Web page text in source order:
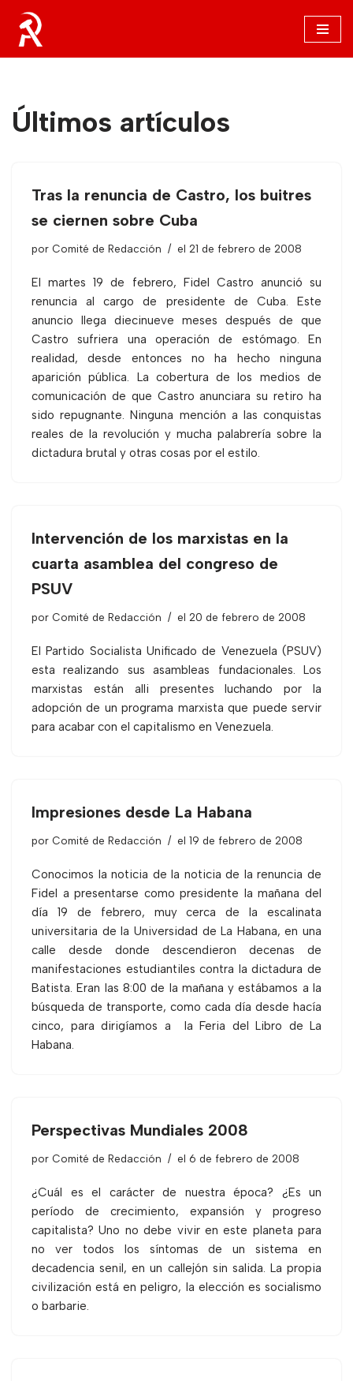
Saltar
al
Últimos artículos
Tras la renuncia de Castro, los buitres
se ciernen sobre Cuba
por Comité de Redacción el 21 de febrero de 2008
El martes 19 de febrero, Fidel Castro anunció su
renuncia al cargo de presidente de Cuba. Este
anuncio llega diecinueve meses después de que
Castro sufriera una operación de estómago. En
realidad, desde entonces no ha hecho ninguna
aparición pública. La cobertura de los medios de
comunicación de que Castro anunciara su retiro ha
sido repugnante. Ninguna mención a las conquistas
reales de la revolución y mucha palabrería sobre la
dictadura brutal y otras cosas por el estilo.
Intervención de los marxistas en la
cuarta asamblea del congreso de
PSUV
por Comité de Redacción el 20 de febrero de 2008
El Partido Socialista Unificado de Venezuela (PSUV)
esta realizando sus asambleas fundacionales. Los
marxistas están alli presentes luchando por la
adopción de un programa marxista que puede servir
para acabar con el capitalismo en Venezuela.
Impresiones desde La Habana
por Comité de Redacción el 19 de febrero de 2008
Conocimos la noticia de la noticia de la renuncia de
Fidel a presentarse como presidente la mañana del
día 19 de febrero, muy cerca de la escalinata
universitaria de la Universidad de La Habana, en una
calle desde donde descendieron decenas de
manifestaciones estudiantiles contra la dictadura de
Batista. Eran las 8:00 de la mañana y estábamos a la
búsqueda de transporte, como cada día desde hacía
cinco, para dirigíamos a
la Feria del Libro de La
Habana.
Perspectivas Mundiales 2008
por Comité de Redacción el 6 de febrero de 2008
¿Cuál es el carácter de nuestra época? ¿Es un
período de crecimiento, expansión y progreso
capitalista? Uno no debe vivir en este planeta para
no ver todos los síntomas de un sistema en
decadencia senil, en un callejón sin salida. La propia
civilización está en peligro, la elección es socialismo
o barbarie.